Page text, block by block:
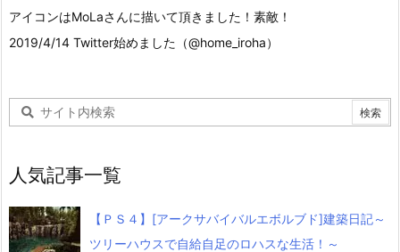
アイコンはMoLaさんに描いて頂きました！素敵！
2019/4/14 Twitter始めました（@home_iroha）
人気記事一覧
【ＰＳ４】[アークサバイバルエボルブド]建築日記～
ツリーハウスで自給自足のロハスな生活！～